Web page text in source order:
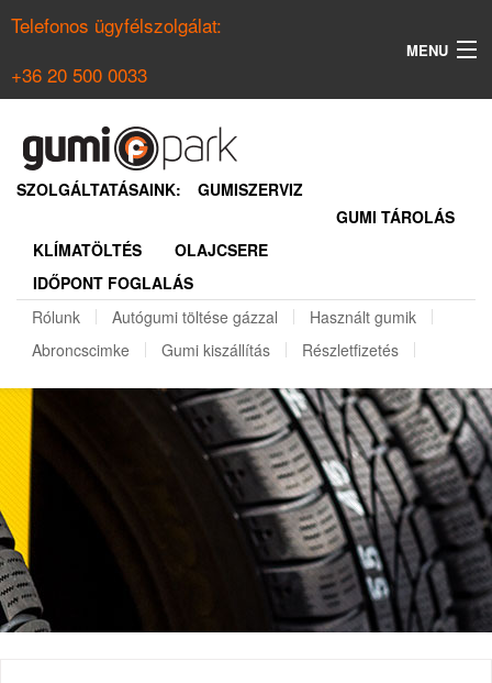
Telefonos ügyfélszolgálat:
+36 20 500 0033
MENU
NYÁRI GUMI KERESŐ
REGISZTRÁCIÓ
SZOLGÁLTATÁSAINK:
GUMISZERVIZ
GUMI TÁROLÁS
KLÍMATÖLTÉS
OLAJCSERE
IDŐPONT FOGLALÁS
Rólunk
Autógumi töltése gázzal
Használt gumik
Abroncscimke
Gumi kiszállítás Részletfizetés